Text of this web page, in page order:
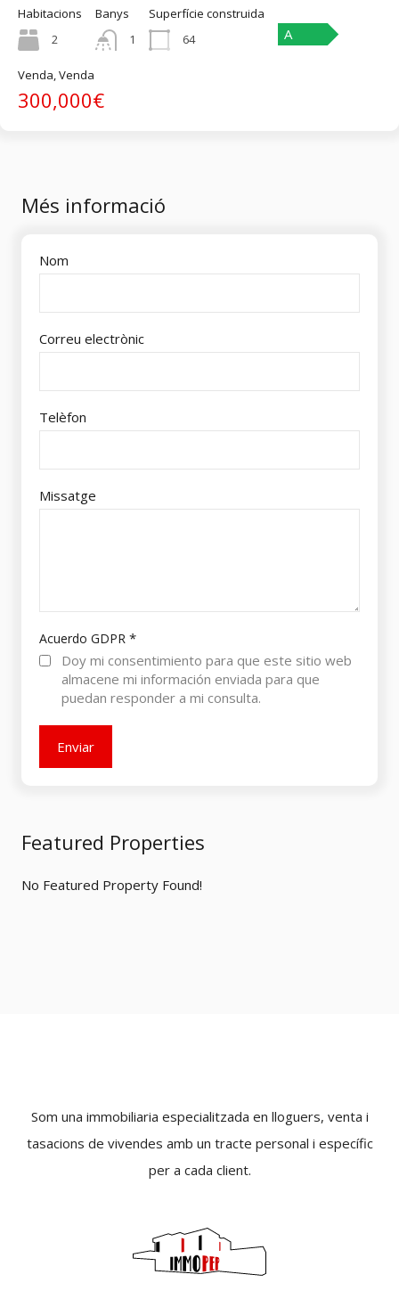
Habitacions
2
Banys
1
Superfície construida
64
A
Venda, Venda
300,000€
Més informació
Nom
Correu electrònic
Telèfon
Missatge
Acuerdo GDPR *
Doy mi consentimiento para que este sitio web
almacene mi información enviada para que
puedan responder a mi consulta.
Featured Properties
No Featured Property Found!
Som una immobiliaria especialitzada en lloguers, venta i
tasacions de vivendes amb un tracte personal i específic
per a cada client.